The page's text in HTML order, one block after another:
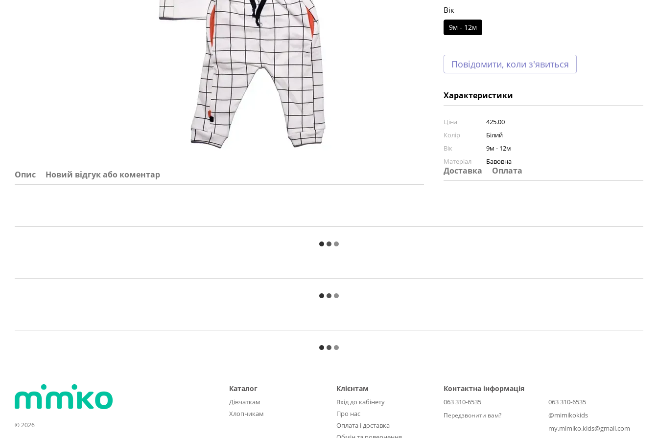
Опис Новий відгук або коментар
Вік
9м - 12м
Повідомити, коли з'явиться
Характеристики
Ціна
425.00
Колір
Білий
Вік
9м - 12м
Матеріал
Бавовна
Доставка Оплата
© 2026
Каталог
Дівчаткам
Хлопчикам
Клієнтам
Вхід до кабінету
Про нас
Оплата і доставка
Контактна інформація
063 310-6535
Передзвонити вам?
063 310-6535
@mimikokids
my.mimiko.kids@gmail.com